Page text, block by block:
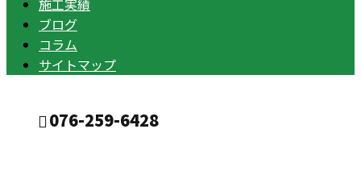
施工実績
ブログ
コラム
サイトマップ
076-259-6428